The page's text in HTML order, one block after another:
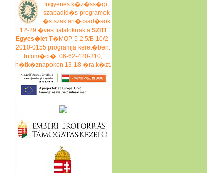
Ingyenes k�z�ss�gi,
szabadid�s programok
�s szaktan�csad�sok
12-29 �ves fiataloknak a SZITI
Egyes�let T�MOP-5.2.5/B-10/2-
2010-0155 programja keret�ben.
Infom�ci�: 06-62-420-310,
h�tk�znapokon 13-18 �ra k�zt.